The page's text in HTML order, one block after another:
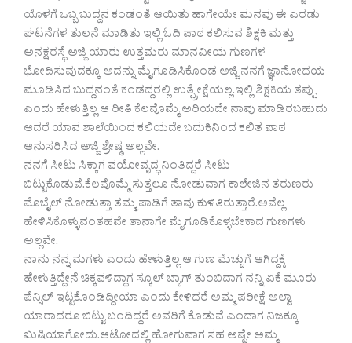
ಯೊಳಗೆ ಒಬ್ಬ ಬುದ್ದನ ಕಂಡಂತೆ ಆಯಿತು ಹಾಗೇಯೇ ಮನವು ಈ ಎರಡು
ಘಟನೆಗಳ ತುಲನೆ ಮಾಡಿತು ಇಲ್ಲಿ ಓದಿ ಪಾಠ ಕಲಿಸುವ ಶಿಕ್ಷಕಿ ಮತ್ತು
ಅನಕ್ಷರಸ್ಥೆ ಅಜ್ಜಿ ಯಾರು ಉತ್ತಮರು ಮಾನವೀಯ ಗುಣಗಳ
ಭೋದಿಸುವುದಕ್ಕೂ ಅದನ್ನು ಮೈಗೂಡಿಸಿಕೊಂಡ ಅಜ್ಜಿ ನನಗೆ ಜ್ಞಾನೋದಯ
ಮೂಡಿಸಿದ ಬುದ್ದನಂತೆ ಕಂಡದ್ದರಲ್ಲಿ ಉತ್ಪ್ರೇಕ್ಷೆಯಲ್ಲ.ಇಲ್ಲಿ ಶಿಕ್ಷಕಿಯ ತಪ್ಪು
ಎಂದು ಹೇಳುತ್ತಿಲ್ಲ ಆ ರೀತಿ ಕೆಲವೊಮ್ಮೆ ಅರಿಯದೇ ನಾವು ಮಾಡಿರಬಹುದು
ಆದರೆ ಯಾವ ಶಾಲೆಯಿಂದ ಕಲಿಯದೇ ಬದುಕಿನಿಂದ ಕಲಿತ ಪಾಠ
ಆನುಸರಿಸಿದ ಅಜ್ಜಿ ಶ್ರೇಷ್ಠ ಅಲ್ಲವೇ.
ನನಗೆ ಸೀಟು ಸಿಕ್ಕಾಗ ವಯೋವೃದ್ಧ ನಿಂತಿದ್ದರೆ ಸೀಟು
ಬಿಟ್ಟುಕೊಡುವೆ.ಕೆಲವೊಮ್ಮೆ ಸುತ್ತಲೂ ನೋಡುವಾಗ ಕಾಲೇಜಿನ ತರುಣರು
ಮೊಬೈಲ್ ನೋಡುತ್ತಾ ತಮ್ಮ ಪಾಡಿಗೆ ತಾವು ಕುಳಿತಿರುತ್ತಾರೆ.ಅವೆಲ್ಲ
ಹೇಳಿಸಿಕೊಳ್ಳುವಂತಹವೇ ತಾನಾಗೇ ಮೈಗೂಡಿಕೊಳ್ಳಬೇಕಾದ ಗುಣಗಳು
ಅಲ್ಲವೇ.
ನಾನು ನನ್ನ ಮಗಳು ಎಂದು ಹೇಳುತ್ತಿಲ್ಲ ಆ ಗುಣ ಮೆಚ್ಚುಗೆ ಆಗಿದ್ದಕ್ಕೆ
ಹೇಳುತ್ತಿದ್ದೇನೆ ಚಿಕ್ಕವಳಿದ್ದಾಗ ಸ್ಕೂಲ್ ಬ್ಯಾಗ್ ತುಂಬಿದಾಗ ನನ್ನಿ ಏಕೆ ಮೂರು
ಪೆನ್ಸಿಲ್ ಇಟ್ಟಕೊಂಡಿದ್ದೀಯಾ ಎಂದು ಕೇಳಿದರೆ ಅಮ್ಮ ಪರೀಕ್ಷೆ ಅಲ್ವಾ
ಯಾರಾದರೂ ಬಿಟ್ಟು ಬಂದಿದ್ದರೆ ಅವರಿಗೆ ಕೊಡುವೆ ಎಂದಾಗ ನಿಜಕ್ಕೂ
ಖುಷಿಯಾಗೋದು.ಆಟೋದಲ್ಲಿ ಹೋಗುವಾಗ ಸಹ ಅಷ್ಟೇ ಅಮ್ಮ